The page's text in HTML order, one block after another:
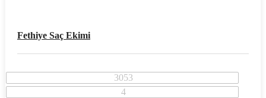
Fethiye Saç Ekimi
3053
4